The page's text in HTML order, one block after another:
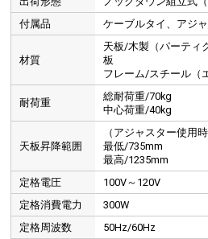
付属品
ケーブルタイ、アジ
材質
天板/木製（パーティ
板
フレーム/スチール（
耐荷重
総耐荷重/70kg
中心荷重/40kg
天板昇降範囲
（アジャスター使用時
最低/735mm
最高/1235mm
定格電圧
100V～120V
定格消費電力
300W
定格周波数
50Hz/60Hz